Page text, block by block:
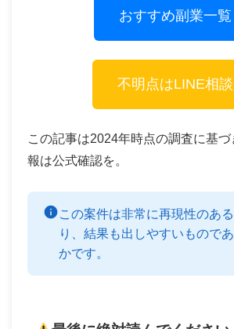
おすすめ副業一覧
不明点はLINE相談
この記事は2024年時点の調査に基
報は公式確認を。
この案件は非常に再現性のあ
り、結果も出しやすいもので
かです。